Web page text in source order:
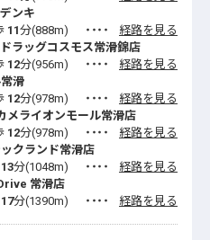
ンキ
11分(888m) ・・・・
経路を見る
ラッグコスモス常滑錦店
12分(956m) ・・・・
経路を見る
滑
12分(978m) ・・・・
経路を見る
メライオンモール常滑店
12分(978m) ・・・・
経路を見る
クランド常滑店
13分(1048m) ・・・・
経路を見る
常滑店
17分(1390m) ・・・・ 経路を見る